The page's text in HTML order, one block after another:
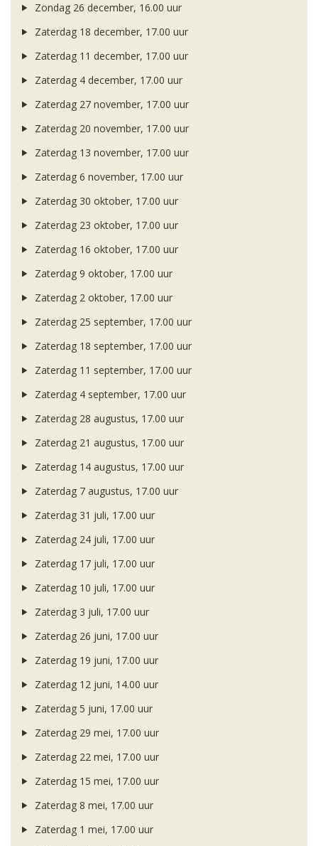
Zondag 26 december, 16.00 uur
Zaterdag 18 december, 17.00 uur
Zaterdag 11 december, 17.00 uur
Zaterdag 4 december, 17.00 uur
Zaterdag 27 november, 17.00 uur
Zaterdag 20 november, 17.00 uur
Zaterdag 13 november, 17.00 uur
Zaterdag 6 november, 17.00 uur
Zaterdag 30 oktober, 17.00 uur
Zaterdag 23 oktober, 17.00 uur
Zaterdag 16 oktober, 17.00 uur
Zaterdag 9 oktober, 17.00 uur
Zaterdag 2 oktober, 17.00 uur
Zaterdag 25 september, 17.00 uur
Zaterdag 18 september, 17.00 uur
Zaterdag 11 september, 17.00 uur
Zaterdag 4 september, 17.00 uur
Zaterdag 28 augustus, 17.00 uur
Zaterdag 21 augustus, 17.00 uur
Zaterdag 14 augustus, 17.00 uur
Zaterdag 7 augustus, 17.00 uur
Zaterdag 31 juli, 17.00 uur
Zaterdag 24 juli, 17.00 uur
Zaterdag 17 juli, 17.00 uur
Zaterdag 10 juli, 17.00 uur
Zaterdag 3 juli, 17.00 uur
Zaterdag 26 juni, 17.00 uur
Zaterdag 19 juni, 17.00 uur
Zaterdag 12 juni, 14.00 uur
Zaterdag 5 juni, 17.00 uur
Zaterdag 29 mei, 17.00 uur
Zaterdag 22 mei, 17.00 uur
Zaterdag 15 mei, 17.00 uur
Zaterdag 8 mei, 17.00 uur
Zaterdag 1 mei, 17.00 uur